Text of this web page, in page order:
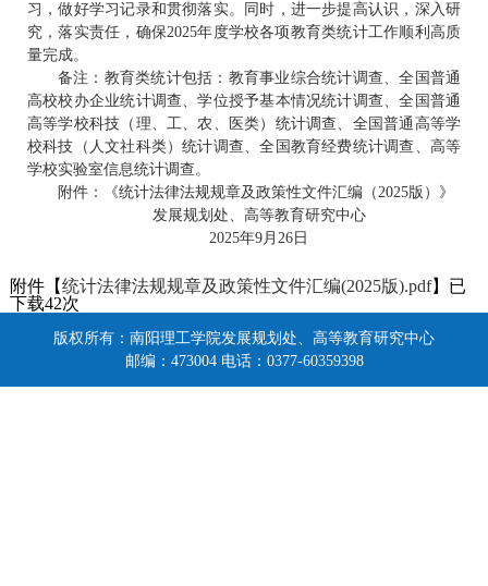
习，做好学习记录和贯彻落实。同时，进一步提高认识，深入研
究，落实责任，确保2025年度学校各项教育类统计工作顺利高质
量完成。
备注：教育类统计包括：教育事业综合统计调查、全国普通
高校校办企业统计调查、学位授予基本情况统计调查、全国普通
高等学校科技（理、工、农、医类）统计调查、全国普通高等学
校科技（人文社科类）统计调查、全国教育经费统计调查、高等
学校实验室信息统计调查。
附件：《统计法律法规规章及政策性文件汇编（2025版）》
发展规划处、高等教育研究中心
2025年9月26日
附件【统计法律法规规章及政策性文件汇编(2025版).pdf】已
下载42次
版权所有：南阳理工学院发展规划处、高等教育研究中心
邮编：473004 电话：0377-60359398